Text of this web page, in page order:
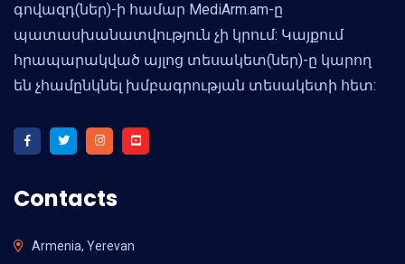
գովազդ(ներ)-ի համար MediArm.am-ը
պատասխանատվություն չի կրում: Կայքում
հրապարակված այլոց տեսակետ(ներ)-ը կարող
են չհամընկնել խմբագրության տեսակետի հետ:
Contacts
Armenia, Yerevan